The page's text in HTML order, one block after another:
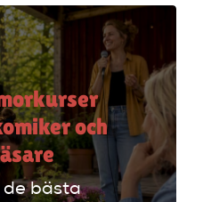
och
de bästa